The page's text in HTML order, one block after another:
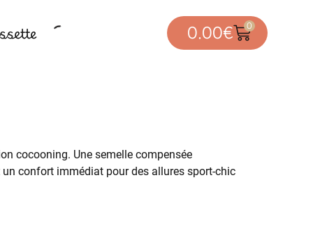
0.00€ 0
cocooning. Une semelle compensée
confort immédiat pour des allures sport-chic